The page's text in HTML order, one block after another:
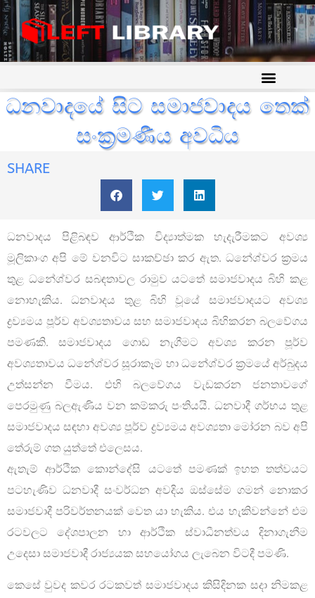
ධනවාදයේ සිට සමාජවාදය තෙක්
සංක්‍රමණීය අවධිය
SHARE
ධනවාදය පිළිබඳව ආර්ථික විද්‍යාත්මක හැදැරීමකට අවශ්‍ය
මූලිකාංග අපි මේ වනවිට සාකච්ඡා කර ඇත. ධනේශ්වර ක්‍රමය
තුළ ධනේශ්වර සබඳතාවල රාමුව යටතේ සමාජවාදය බිහි කළ
නොහැකිය. ධනවාදය තුළ බිහි වූයේ සමාජවාදයට අවශ්‍ය
ද්‍රව්‍යමය පූර්ව අවශ්‍යතාවය සහ සමාජවාදය බිහිකරන බලවේගය
පමණකි. සමාජවාදය ගොඩ නැගීමට අවශ්‍ය කරන පූර්ව
අවශ්‍යතාවය ධනේශ්වර සූරාකෑම හා ධනේශ්වර ක්‍රමයේ අර්බුදය
උත්සන්න වීමය. එහි බලවේගය වැඩකරන ජනතාවගේ
පෙරමුණු බලඇණිය වන කම්කරු පංතියයි. ධනවාදී ගර්භය තුළ
සමාජවාදය සඳහා අවශ්‍ය පූර්ව ද්‍රව්‍යමය අවශ්‍යතා මෝරන බව අපි
තේරුම් ගත යුත්තේ එලෙසය.
ඇතැම් ආර්ථික කොන්දේසි යටතේ පමණක් ඉහත තත්වයට
පටහැණිව ධනවාදී සංවර්ධන අවදිය ඔස්සේම ගමන් නොකර
සමාජවාදී පරිවර්තනයක් වෙත යා හැකිය. එය හැකිවන්නේ එම
රටවලට දේශපාලන හා ආර්ථික ස්වාධීනත්වය දිනාගැනීම
උදෙසා සමාජවාදී රාජ්‍යයක සහයෝගය ලැබෙන විටදී පමණි.
කෙසේ වුවද කවර රටකවත් සමාජවාදය කිසිදිනක සදා නිමකළ